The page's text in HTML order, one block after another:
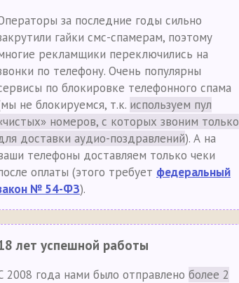
за последние годы сильно
гайки смс-спамерам, поэтому
рекламщики переключились на
по телефону. Очень популярны
по блокировке телефонного спама
не блокируемся, т.к. используем пул
номеров, с которых звоним только
доставки аудио-поздравлений). А на
телефоны доставляем только чеки
оплаты (этого требует федеральный
№ 54-ФЗ).
лет успешной работы
2008 года нами было отправлено более 2